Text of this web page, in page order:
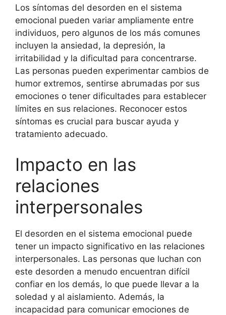
Los síntomas del desorden en el sistema
emocional pueden variar ampliamente entre
individuos, pero algunos de los más comunes
incluyen la ansiedad, la depresión, la
irritabilidad y la dificultad para concentrarse.
Las personas pueden experimentar cambios de
humor extremos, sentirse abrumadas por sus
emociones o tener dificultades para establecer
límites en sus relaciones. Reconocer estos
síntomas es crucial para buscar ayuda y
tratamiento adecuado.
Impacto en las
relaciones
interpersonales
El desorden en el sistema emocional puede
tener un impacto significativo en las relaciones
interpersonales. Las personas que luchan con
este desorden a menudo encuentran difícil
confiar en los demás, lo que puede llevar a la
soledad y al aislamiento. Además, la
incapacidad para comunicar emociones de